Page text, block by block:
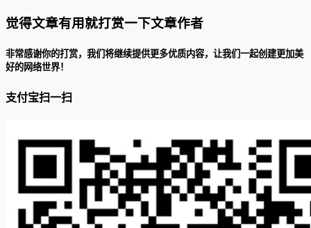
觉得文章有用就打赏一下文章作者
非常感谢你的打赏，我们将继续提供更多优质内容，让我们一起创建更加美
好的网络世界！
支付宝扫一扫